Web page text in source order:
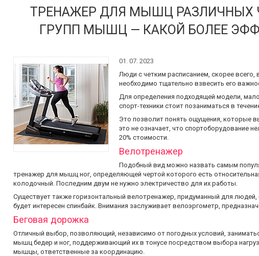
ТРЕНАЖЕР ДЛЯ МЫШЦ РАЗЛИЧНЫХ
ГРУПП МЫШЦ — КАКОЙ БОЛЕЕ
01. 07. 2023
Люди с четким расписанием, скорее
необходимо тщательно взвесить его
Для определения подходящей модели,
спорт-техники стоит позаниматься в
Это позволит понять ощущения, которые
это не означает, что спортоборудование
20% стоимости.
Велотренажер
Подобный вид можно назвать самым
тренажер для мышц ног, определяющей чертой которого есть
колодочный. Последним двум не нужно электричество для их работы.
Существует также горизонтальный велотренажер, придуманный для
будет интересен спинбайк. Внимания заслуживает велоэргометр,
Беговая дорожка
Отличный выбор, позволяющий, независимо от погодных условий,
мышц бедер и ног, поддерживающий их в тонусе посредством выбора
мышцы, ответственные за координацию.